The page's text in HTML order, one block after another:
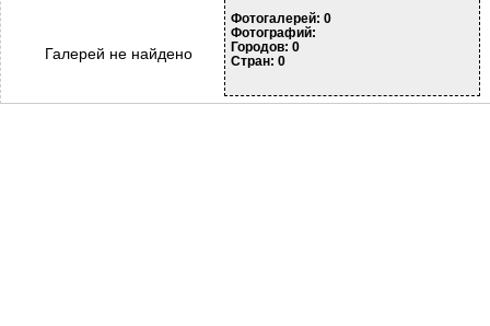
Фотогалерей: 0
Фотографий:
Городов: 0
Стран: 0
Галерей не найдено